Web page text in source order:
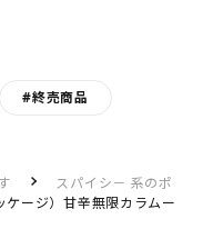
#終売商品
スパイシ－ 系のポ
ケージ）甘辛無限カラムー